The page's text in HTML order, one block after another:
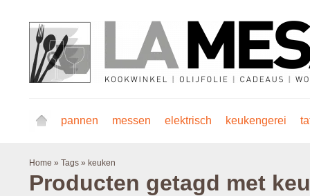
pannen messen elektrisch keukengerei
Home » Tags » keuken
Producten getagd met